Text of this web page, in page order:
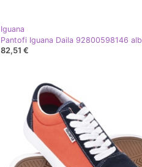
Iguana
Pantofi Iguana Daila 92800598146 alb
82,51 €